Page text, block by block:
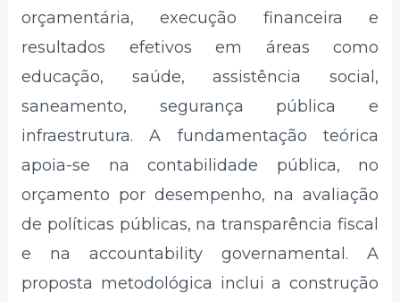
orçamentária, execução financeira e
resultados efetivos em áreas como
educação, saúde, assistência social,
saneamento, segurança pública e
infraestrutura. A fundamentação teórica
apoia-se na contabilidade pública, no
orçamento por desempenho, na avaliação
de políticas públicas, na transparência fiscal
e na accountability governamental. A
proposta metodológica inclui a construção